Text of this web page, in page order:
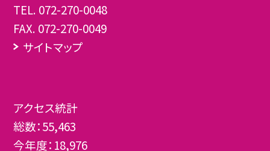
TEL. 072-270-0048
FAX. 072-270-0049
サイトマップ
アクセス統計
総数：55,463
今年度： 18,976